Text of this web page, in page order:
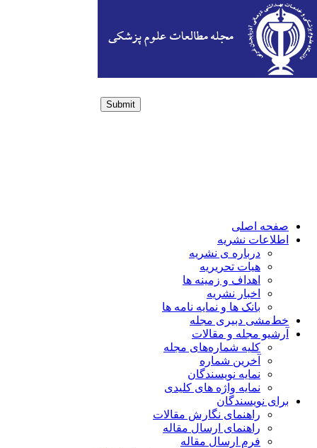
Submit
صفحه اصلی
اطلاعات نشریه
درباره ی نشریه
هیات تحریریه
اهداف و زمینه ها
اخبار نشریه
بانک ها و نمایه نامه ها
خط‌مشی دبیری مجله
آرشیو مجله و مقالات
کلیه شماره‌های مجله
آخرین شماره
نمایه نویسندگان
نمایه واژه های کلیدی
برای نویسندگان
راهنمای نگارش مقالات
راهنمای ارسال مقاله
فرم ارسال مقاله